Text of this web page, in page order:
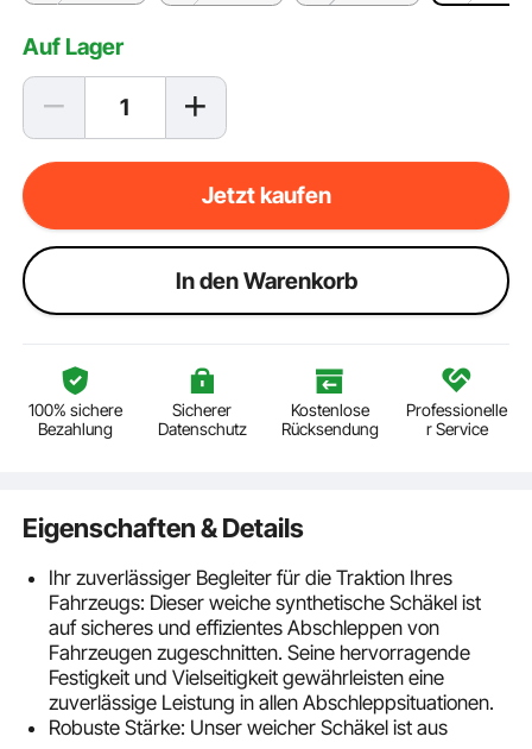
Auf Lager
Jetzt kaufen
ln den Warenkorb
100% sichere
Bezahlung
Sicherer
Datenschutz
Kostenlose
Rücksendung
Professionelle
r Service
Eigenschaften & Details
Ihr zuverlässiger Begleiter für die Traktion Ihres
Fahrzeugs: Dieser weiche synthetische Schäkel ist
auf sicheres und effizientes Abschleppen von
Fahrzeugen zugeschnitten. Seine hervorragende
Festigkeit und Vielseitigkeit gewährleisten eine
zuverlässige Leistung in allen Abschleppsituationen.
Robuste Stärke: Unser weicher Schäkel ist aus